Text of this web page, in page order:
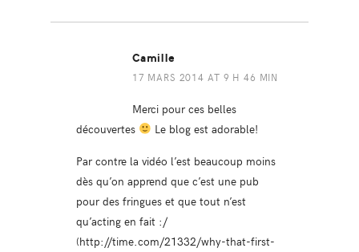
Camille
17 MARS 2014 AT 9 H 46 MIN
Merci pour ces belles
découvertes
Le blog est adorable!
Par contre la vidéo l’est beaucoup moins
dès qu’on apprend que c’est une pub
pour des fringues et que tout n’est
qu’acting en fait :/
(http://time.com/21332/why-that-first-